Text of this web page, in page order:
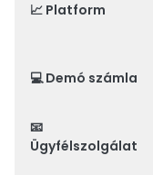
📈 Platform
💻Demó számla
📧
Ügyfélszolgálat